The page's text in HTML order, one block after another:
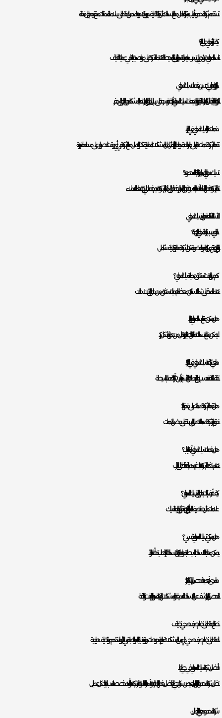
تستخدم شركة المحمود أساليب مبتكرة للتعامل مع الانسدادات، مثل تقنيات التنظيف بدون تكسير. هذا يضمن الحفاظ على سلامة الممتلكات مع تقديم حلول فعّالة.
كيف تؤثر المجاري على البيئة؟
انسداد المجاري قد يؤدي إلى تسرب مياه ملوثة، مما يؤثر على البيئة المحيطة. لذلك، تعتمد الشركة على مواد صديقة للبيئة في عمليات التنظيف.
دور التكنولوجيا في تحسين خدمات تسليك المجاري
التكنولوجيا الحديثة، مثل الكاميرات الداخلية والروبوتات، جعلت تسليك المجاري أكثر دقة وسرعة. على سبيل المثال، تتيح الكاميرات تحديد المشكلة دون الحاجة إلى حفر.
خدمات طارئة لتسليك المجاري في العليا
تقدم الشركة خدمات طارئة على مدار الساعة، مما يجعلها الخيار الأمثل لحل المشكلات المفاجئة. يمكنك التواصل مع الشركة في أي وقت للحصول على مساعدة فورية.
تسليك مجاري بالرياض: لماذا تبرز شركة المحمود؟
تتميز الشركة بخدماتها الشاملة، أسعارها التنافسية، وفريقها المدرب. بالإضافة إلى ذلك، تلتزم الشركة بتقديم خدمات تلبي توقعات العملاء.
الأسئلة الشائعة حول تسليك المجاري
ما الذي يسبب رائحة المجاري الكريهة؟
الروائح الكريهة تنتج عن تراكم المواد العضوية. يمكن للشركة معالجتها بتنظيف شامل.
كم من الوقت تستغرق عملية تسليك المجاري؟
تعتمد المدة على شدة الانسداد، لكن معظم العمليات تستغرق من ساعة إلى ثلاث ساعات.
هل يمكن منع انسداد المجاري نهائيًا؟
لا يمكن منع الانسدادات تمامًا، لكن الصيانة الدورية تقلل من حدوثها بشكل كبير.
ما هي تكلفة تسليك المجاري في العليا؟
تختلف التكلفة حسب نوع الخدمة، لكن الأسعار تبدأ من 150 ريالًا للخدمات البسيطة.
هل تقدم الشركة ضمانات على خدماتها؟
نعم، توفر الشركة ضمانات تصل إلى سنة على بعض الخدمات.
هل خدمات تسليك المجاري آمنة للأنابيب؟
نعم، تستخدم الشركة تقنيات غير مدمرة للحفاظ على الأنابيب.
كيف أعرف إذا كنت بحاجة إلى تسليك المجاري؟
علامات مثل بطء تصريف المياه أو الروائح الكريهة تشير إلى الحاجة للتسليك.
هل يمكنني تسليك المجاري بنفسي؟
يمكن معالجة الانسدادات البسيطة بمواد منزلية، لكن الانسدادات الكبيرة تتطلب تدخلًا احترافيًا.
ما مدى أهمية فحص الأنابيب بالكاميرا؟
الفحص بالكاميرا يكشف عن الانسدادات العميقة والمشكلات الهيكلية، مما يوفر الوقت والتكلفة.
نصائح للحفاظ على نظام صرف صحي نظيف
للحفاظ على نظام صرف صحي خالٍ من المشكلات، قم بإجراء فحوصات دورية، وتجنب إلقاء المواد الصلبة في الأنابيب، واستخدم مواد تنظيف طبيعية.
أفضل شركة لتسليك المجاري في حي العليا
تظل شركة المحمود الخيار الأول للعديد من سكان حي العليا بفضل خدماتها الاحترافية وأسعارها المناسبة. توفر الشركة حلولًا مخصصة تناسب احتياجات كل عميل.
شركة المحمود هي الخيار الأمثل :